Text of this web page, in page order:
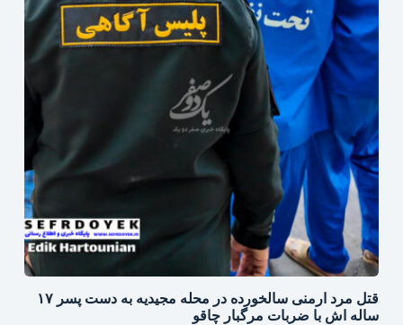
قتل مرد ارمنی سالخورده در محله مجیدیه به دست پسر ۱۷
ساله اش با ضربات مرگبار چاقو